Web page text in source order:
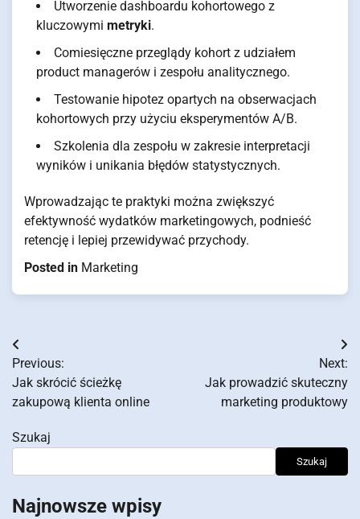
Utworzenie dashboardu kohortowego z
kluczowymi metryki.
Comiesięczne przeglądy kohort z udziałem
product managerów i zespołu analitycznego.
Testowanie hipotez opartych na obserwacjach
kohortowych przy użyciu eksperymentów A/B.
Szkolenia dla zespołu w zakresie interpretacji
wyników i unikania błędów statystycznych.
Wprowadzając te praktyki można zwiększyć
efektywność wydatków marketingowych, podnieść
retencję i lepiej przewidywać przychody.
Posted in Marketing
Nawigacja
wpisu
Previous:
Jak skrócić ścieżkę
zakupową klienta online
Next:
Jak prowadzić skuteczny
marketing produktowy
Szukaj
Szukaj
Najnowsze wpisy